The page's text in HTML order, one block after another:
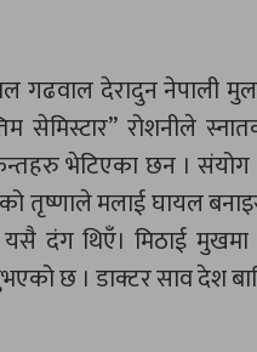
गढवाल देरादुन नेपाली
सेमिस्टार” रोशनीले
भेटिएका छन । संयोग
तृष्णाले मलाई घायल
दंग थिएँ। मिठाई मुखमा
छ । डाक्टर साव देश